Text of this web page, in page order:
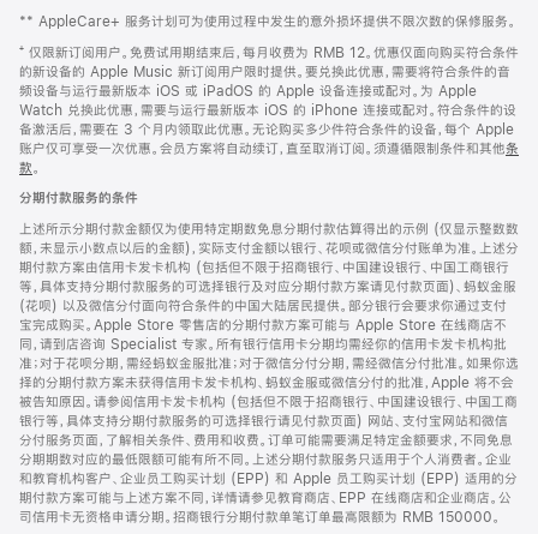
** AppleCare+ 服务计划可为使用过程中发生的意外损坏提供不限次数的保修服务。
⁺ 仅限新订阅用户。免费试用期结束后，每月收费为 RMB 12。优惠仅面向购买符合条件
的新设备的 Apple Music 新订阅用户限时提供。要兑换此优惠，需要将符合条件的音
频设备与运行最新版本 iOS 或 iPadOS 的 Apple 设备连接或配对。为 Apple
Watch 兑换此优惠，需要与运行最新版本 iOS 的 iPhone 连接或配对。符合条件的设
备激活后，需要在 3 个月内领取此优惠。无论购买多少件符合条件的设备，每个 Apple
账户仅可享受一次优惠。会员方案将自动续订，直至取消订阅。须遵循限制条件和其他条
款。
窗
口
中
打
开)
分期付款服务的条件
上述所示分期付款金额仅为使用特定期数免息分期付款估算得出的示例 (仅显示整数数
额，未显示小数点以后的金额)，实际支付金额以银行、花呗或微信分付账单为准。上述分
期付款方案由信用卡发卡机构 (包括但不限于招商银行、中国建设银行、中国工商银行
等，具体支持分期付款服务的可选择银行及对应分期付款方案请见付款页面)、蚂蚁金服
(花呗) 以及微信分付面向符合条件的中国大陆居民提供。部分银行会要求你通过支付
宝完成购买。Apple Store 零售店的分期付款方案可能与 Apple Store 在线商店不
同，请到店咨询 Specialist 专家。所有银行信用卡分期均需经你的信用卡发卡机构批
准；对于花呗分期，需经蚂蚁金服批准；对于微信分付分期，需经微信分付批准。如果你选
择的分期付款方案未获得信用卡发卡机构、蚂蚁金服或微信分付的批准，Apple 将不会
被告知原因。请参阅信用卡发卡机构 (包括但不限于招商银行、中国建设银行、中国工商
银行等，具体支持分期付款服务的可选择银行请见付款页面) 网站、支付宝网站和微信
分付服务页面，了解相关条件、费用和收费。订单可能需要满足特定金额要求，不同免息
分期期数对应的最低限额可能有所不同。上述分期付款服务只适用于个人消费者。企业
和教育机构客户、企业员工购买计划 (EPP) 和 Apple 员工购买计划 (EPP) 适用的分
期付款方案可能与上述方案不同，详情请参见教育商店、EPP 在线商店和企业商店。公
司信用卡无资格申请分期。招商银行分期付款单笔订单最高限额为 RMB 150000。